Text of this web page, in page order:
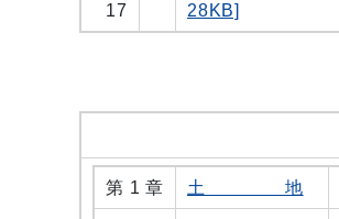
17
28KB]
第 1 章 土 地